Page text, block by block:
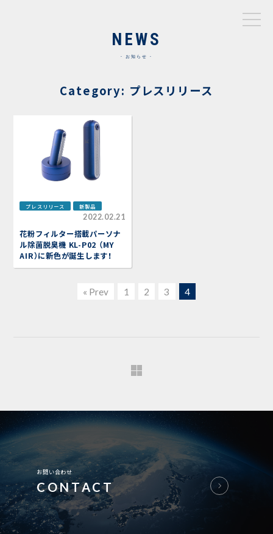
NEWS
お知らせ
Category: プレスリリース
プレスリリース 新製品
2022.02.21
花粉フィルター搭載パーソナ
ル除菌脱臭機 KL-P02 （MY
AIR）に新色が誕生します！
« Prev 1 2 3 4
お問い合わせ
CONTACT